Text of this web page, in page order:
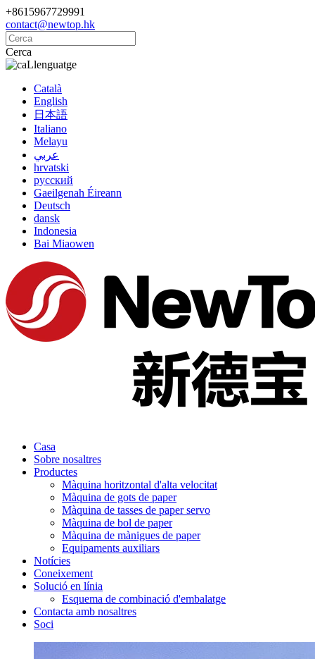
+8615967729991
contact@newtop.hk
Cerca
Llenguatge
Català
English
日本語
Italiano
Melayu
عربي
hrvatski
русский
Gaeilgenah Éireann
Deutsch
dansk
Indonesia
Bai Miaowen
Casa
Sobre nosaltres
Productes
Màquina horitzontal d'alta velocitat
Màquina de gots de paper
Màquina de tasses de paper servo
Màquina de bol de paper
Màquina de mànigues de paper
Equipaments auxiliars
Notícies
Coneixement
Solució en línia
Esquema de combinació d'embalatge
Contacta amb nosaltres
Soci